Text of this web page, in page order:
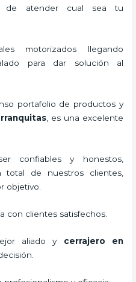
de atender cual sea tu
motorizados llegando
para dar solución al
portafolio de productos y
, es una excelente
confiables y honestos,
total de nuestros clientes,
objetivo.
con clientes satisfechos.
aliado y cerrajero en